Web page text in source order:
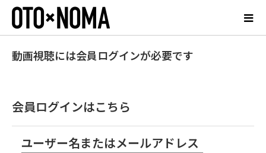
動画視聴には会員ログインが必要です
会員ログインはこちら
ユーザー名またはメールアドレス